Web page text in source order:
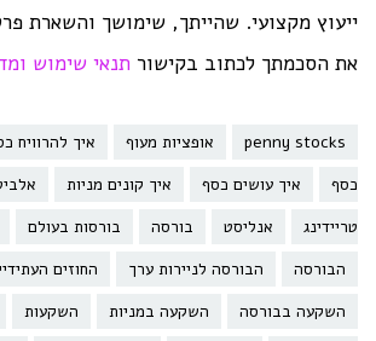
ייעוץ מקצועי. שהייתך, שימושך והשארת
את הסכמתך לכתוב בקישור תנאי שימוש
penny stocks אופציות מעוף איך להרוויח
כסף
איך עושים כסף איך קונים מניות
טריידינג
אנליסט בורסה בורסות בעולם
הבורסה
הבורסה לניירות ערך החוזים
השקעה בבורסה
השקעה במניות השקעות